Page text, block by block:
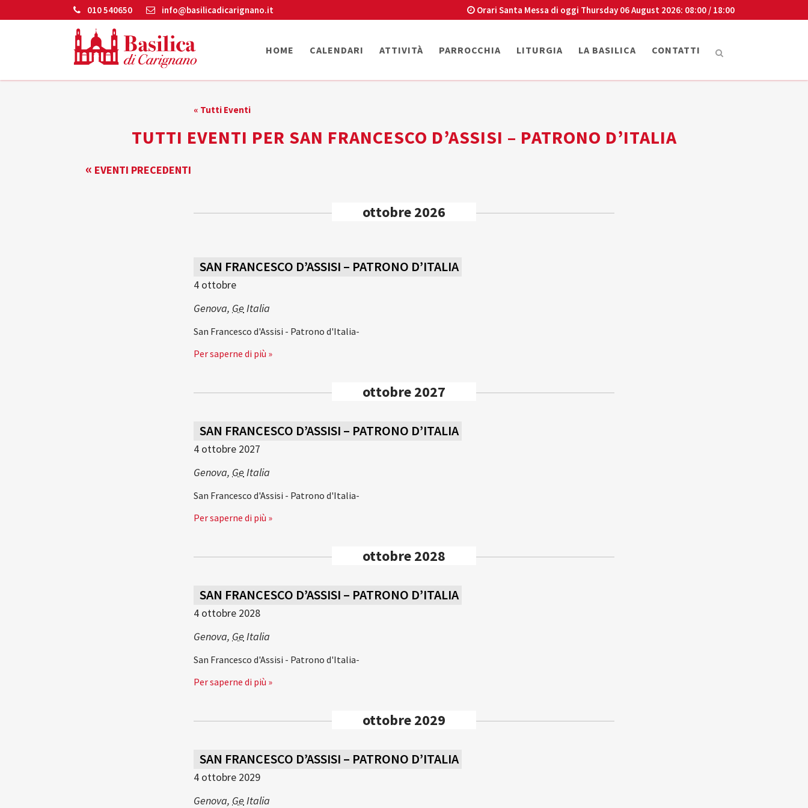
010 540650 info@basilicadicarignano.it Orari Santa Messa di oggi Thursday 06 August 2026: 08:00 / 18:00
HOME CALENDARI ATTIVITÀ PARROCCHIA LITURGIA LA BASILICA CONTATTI
« Tutti Eventi
TUTTI EVENTI PER SAN FRANCESCO D’ASSISI – PATRONO D’ITALIA
EVENTI
« EVENTI PRECEDENTI
ottobre 2026
SAN FRANCESCO D’ASSISI – PATRONO D’ITALIA
4 ottobre
Genova, Ge Italia
San Francesco d'Assisi - Patrono d'Italia-
Per saperne di più »
ottobre 2027
SAN FRANCESCO D’ASSISI – PATRONO D’ITALIA
4 ottobre 2027
Genova, Ge Italia
San Francesco d'Assisi - Patrono d'Italia-
Per saperne di più »
ottobre 2028
SAN FRANCESCO D’ASSISI – PATRONO D’ITALIA
4 ottobre 2028
Genova, Ge Italia
San Francesco d'Assisi - Patrono d'Italia-
Per saperne di più »
ottobre 2029
SAN FRANCESCO D’ASSISI – PATRONO D’ITALIA
4 ottobre 2029
Genova, Ge Italia